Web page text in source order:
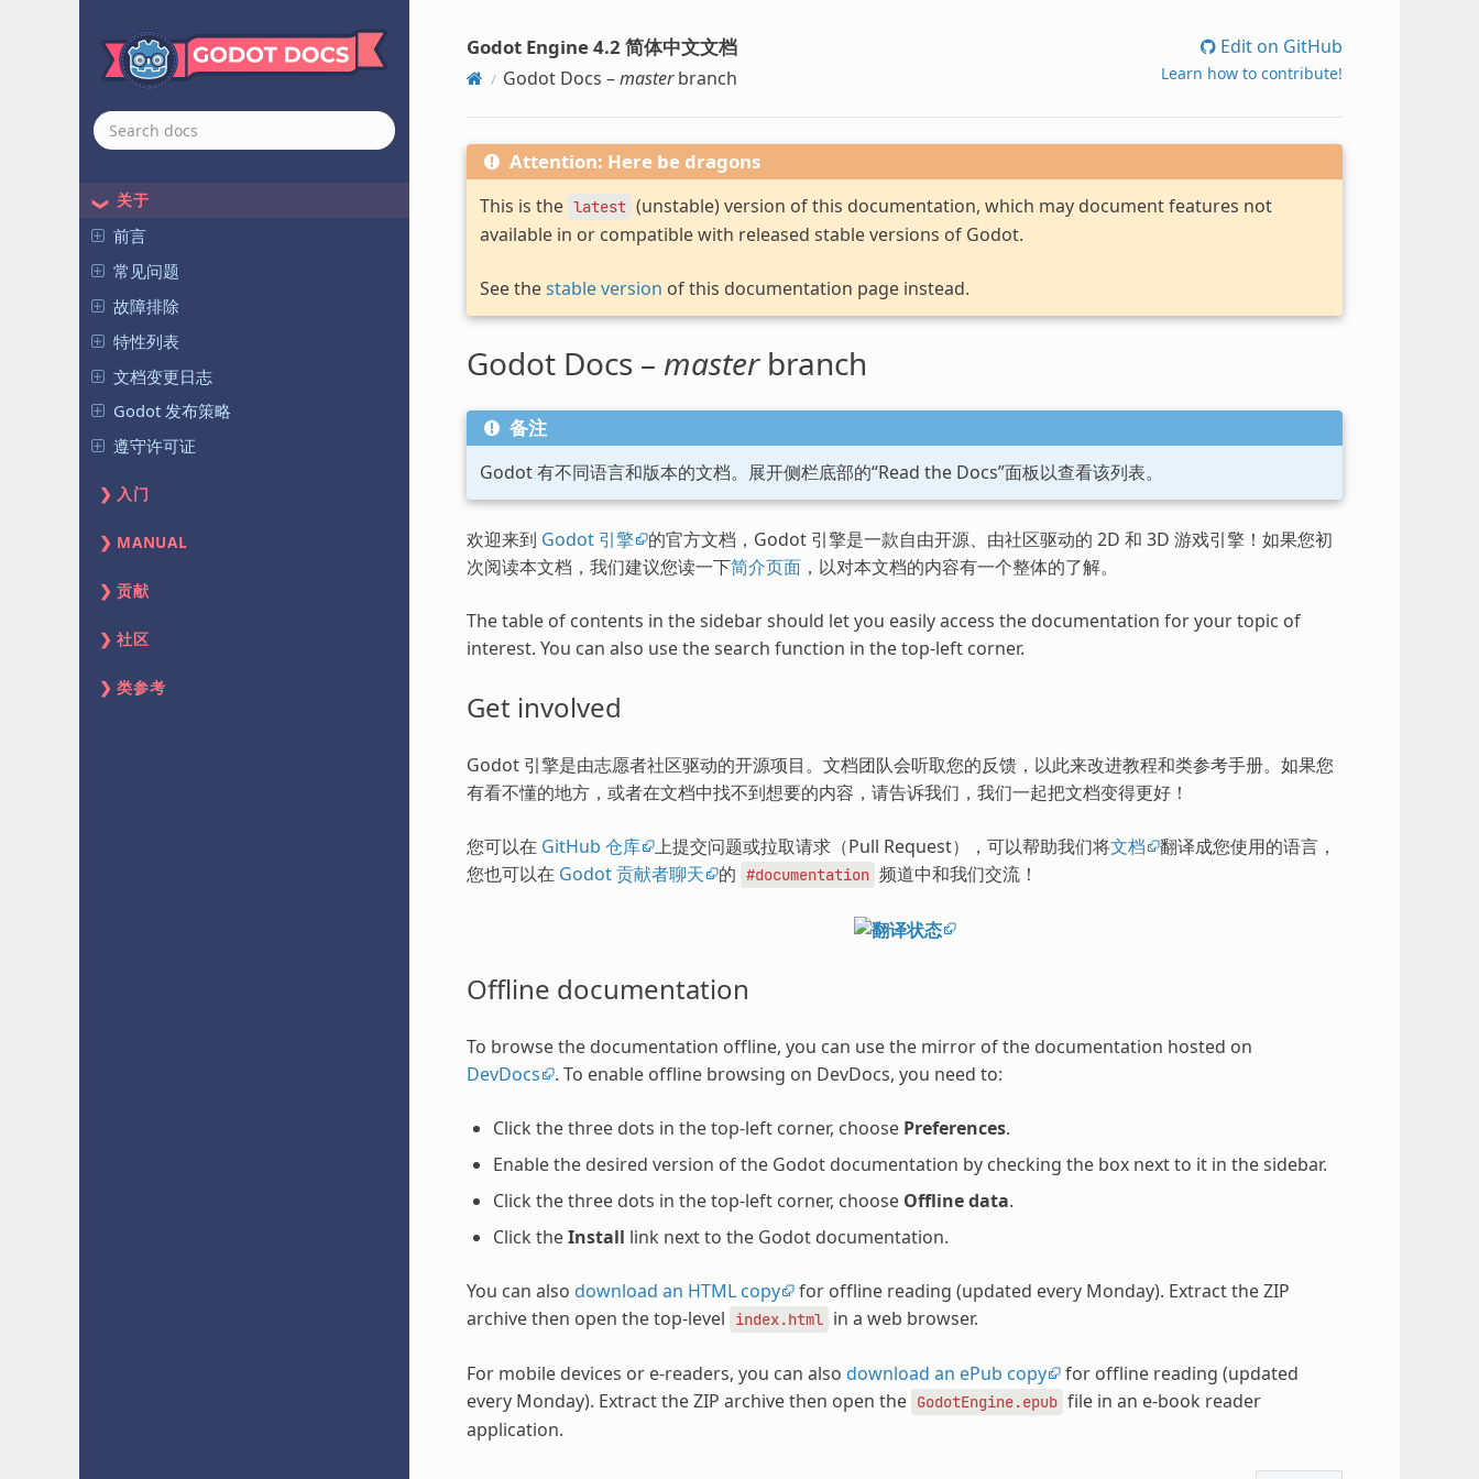
关于
前言
常见问题
故障排除
特性列表
文档变更日志
Godot 发布策略
遵守许可证
入门
MANUAL
贡献
社区
类参考
Godot Engine 4.2 简体中文文档
Godot Docs –masterbranch
Edit on GitHub
Learn how to contribute!
Attention: Here be dragons
This is the latest (unstable) version of this documentation, which may document features not
available in or compatible with released stable versions of Godot.
See thestable version of this documentation page instead.
Godot Docs – masterbranch
备注
Godot 有不同语言和版本的文档。展开侧栏底部的“Read the Docs”面板以查看该列表。
欢迎来到 Godot 引擎 的官方文档，Godot 引擎是一款自由开源、由社区驱动的 2D 和 3D 游戏引擎！如果您初
次阅读本文档，我们建议您读一下简介页面，以对本文档的内容有一个整体的了解。
The table of contents in the sidebar should let you easily access the documentation for your topic of
interest. You can also use the search function in the top-left corner.
Get involved
Godot 引擎是由志愿者社区驱动的开源项目。文档团队会听取您的反馈，以此来改进教程和类参考手册。如果您
有看不懂的地方，或者在文档中找不到想要的内容，请告诉我们，我们一起把文档变得更好！
您可以在 GitHub 仓库 上提交问题或拉取请求（Pull Request），可以帮助我们将文档
翻译成您使用的语言，
您也可以在 Godot 贡献者聊天 的 #documentation 频道中和我们交流！
Offline documentation
To browse the documentation offline, you can use the mirror of the documentation hosted on
DevDocs
. To enable offline browsing on DevDocs, you need to:
Click the three dots in the top-left corner, choose Preferences.
Enable the desired version of the Godot documentation by checking the box next to it in the sidebar.
Click the three dots in the top-left corner, choose Offline data.
Click theInstall link next to the Godot documentation.
You can also download an HTML copy for offline reading (updated every Monday). Extract the ZIP
archive then open the top-level
index.html in a web browser.
For mobile devices or e-readers, you can also download an ePub copy for offline reading (updated
every Monday). Extract the ZIP archive then open the GodotEngine.epub file in an e-book reader
application.